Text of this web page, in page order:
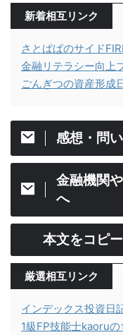
新着相互リンク
さとぱぱのサイド
金融リテラシー向上
ごんぎつの資産形成
感想・問
金融機関
へ
本文をコピ
厳選相互リンク
インデックス投資日
1級FP技能士kaoru